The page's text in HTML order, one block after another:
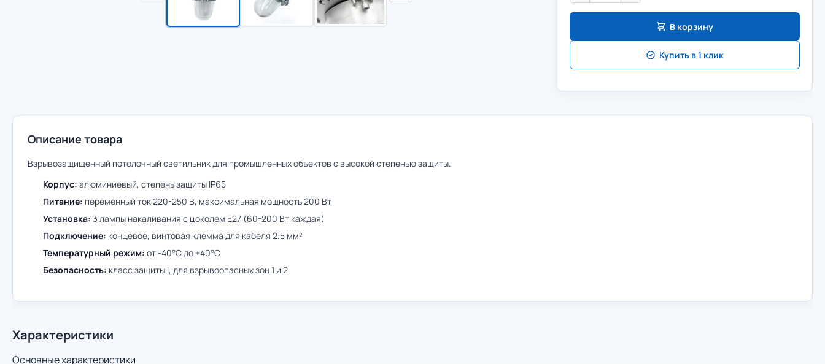
В корзину
Купить в 1 клик
Описание товара
Взрывозащищенный потолочный светильник для промышленных объектов с высокой степенью защиты.
Корпус: алюминиевый, степень защиты IP65
Питание: переменный ток 220-250 В, максимальная мощность 200 Вт
Установка: 3 лампы накаливания с цоколем E27 (60-200 Вт каждая)
Подключение: концевое, винтовая клемма для кабеля 2.5 мм²
Температурный режим: от -40°C до +40°C
Безопасность: класс защиты I, для взрывоопасных зон 1 и 2
Характеристики
Основные характеристики